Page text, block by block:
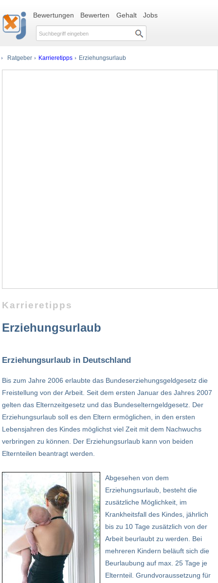
Bewertungen Bewerten Gehalt Jobs
Ratgeber Karrieretipps Erziehungsurlaub
Karrieretipps
Erziehungsurlaub
Erziehungsurlaub in Deutschland
Bis zum Jahre 2006 erlaubte das Bundeserziehungsgeldgesetz die
Freistellung von der Arbeit. Seit dem ersten Januar des Jahres 2007
gelten das Elternzeitgesetz und das Bundeselterngeldgesetz. Der
Erziehungsurlaub soll es den Eltern ermöglichen, in den ersten
Lebensjahren des Kindes möglichst viel Zeit mit dem Nachwuchs
verbringen zu können. Der Erziehungsurlaub kann von beiden
Elternteilen beantragt werden.
Abgesehen von dem
Erziehungsurlaub, besteht die
zusätzliche Möglichkeit, im
Krankheitsfall des Kindes, jährlich
bis zu 10 Tage zusätzlich von der
Arbeit beurlaubt zu werden. Bei
mehreren Kindern beläuft sich die
Beurlaubung auf max. 25 Tage je
Elternteil. Grundvoraussetzung für